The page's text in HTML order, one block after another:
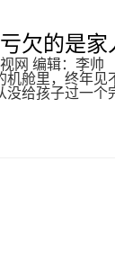
欠的是
网 编辑：李帅
舱里，终年
给孩子过一个